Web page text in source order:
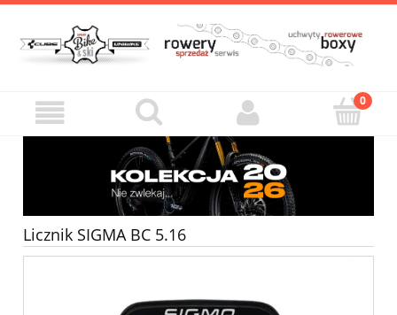
Licznik SIGMA BC 5.16